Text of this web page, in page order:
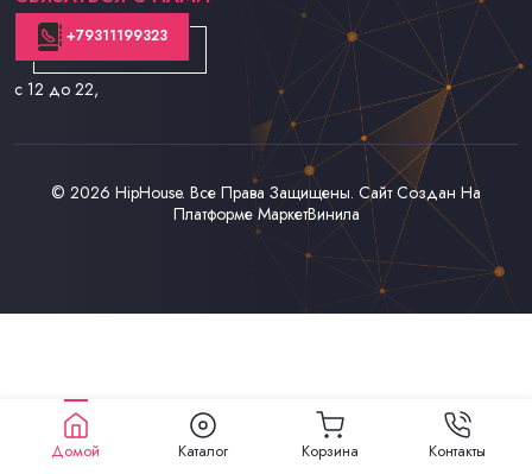
+79311199323
с 12 до 22,
© 2026 HipHouse. Все Права Защищены. Сайт Создан На
Платформе МаркетВинила
Домой Каталог Корзина Контакты